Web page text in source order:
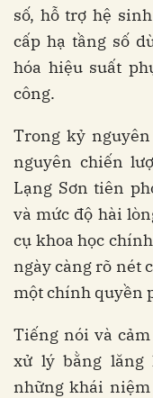
số, hỗ trợ hệ
cấp hạ tầng số
hóa hiệu suất
công.
Trong kỷ
nguyên chiến
Lạng Sơn tiên
và mức độ hài
cụ khoa học
ngày càng rõ nét
một chính quyền
Tiếng nói và
xử lý bằng lăng
những khái